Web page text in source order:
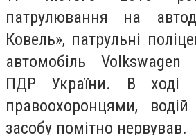
патрулювання на
Ковель», патрульні
автомобіль
ПДР України. В ході
правоохоронцями, водій
засобу помітно нервував.